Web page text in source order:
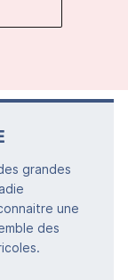
grandes
une
des